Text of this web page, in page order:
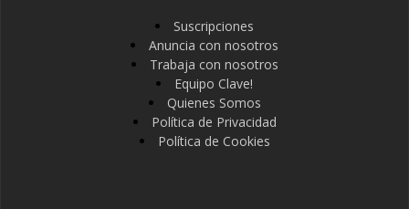
Suscripciones
Anuncia con nosotros
Trabaja con nosotros
Equipo Clave!
Quienes Somos
Política de Privacidad
Política de Cookies